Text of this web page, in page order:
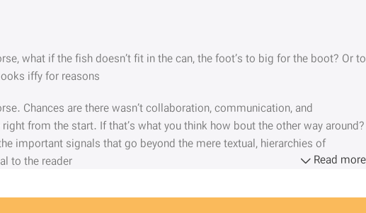
what if the fish doesn’t fit in the can, the foot’s to big for the boot? Or to
iffy for reasons.
Chances are there wasn’t collaboration, communication, and
from the start. If that’s what you think how bout the other way around?
important signals that go beyond the mere textual, hierarchies of
to the reader.
Read more